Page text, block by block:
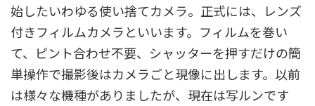
始したいわゆる使い捨てカメラ。正式には、レンズ
付きフィルムカメラといいます。フィルムを巻い
て、ピント合わせ不要、シャッターを押すだけの簡
単操作で撮影後はカメラごと現像に出します。以前
は様々な機種がありましたが、現在は写ルンです